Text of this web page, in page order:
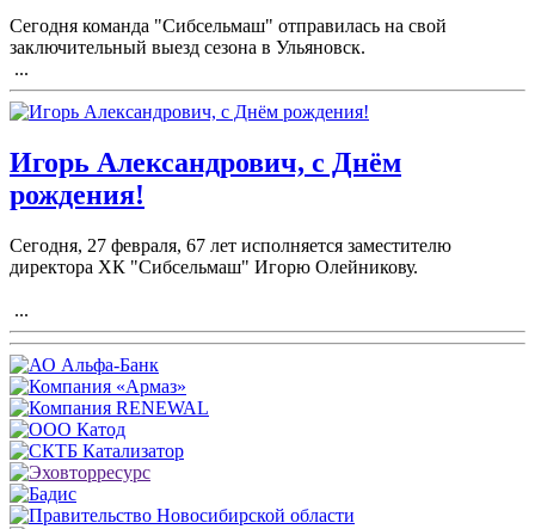
Сегодня команда "Сибсельмаш" отправилась на свой
заключительный выезд сезона в Ульяновск.
...
Игорь Александрович, с Днём
рождения!
Сегодня, 27 февраля, 67 лет исполняется заместителю
директора ХК "Сибсельмаш" Игорю Олейникову.
...